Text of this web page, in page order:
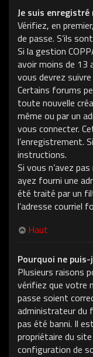
Je suis enregistré
Vérifiez, en
de passe. S’ils
Si la gestion
avoir moins de 13
vous devrez
Certains forums
toute nouvelle
même ou par un
vous connecter.
l’enregistrement.
instructions.
Si vous n’avez
ayez fourni une
été traité par un
l’adresse courriel
Haut
Pourquoi ne
Plusieurs raisons
vérifiez que votre
passe soient
administrateur du
pas été banni. Il
propriétaire du
configuration de